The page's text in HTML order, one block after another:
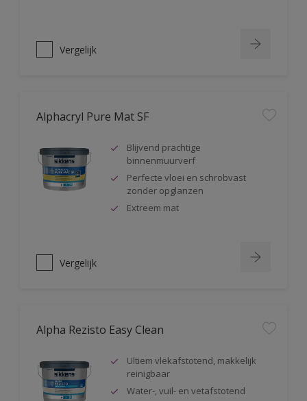
Vergelijk
Alphacryl Pure Mat SF
Blijvend prachtige
binnenmuurverf
Perfecte vloei en schrobvast
zonder opglanzen
Extreem mat
Vergelijk
Alpha Rezisto Easy Clean
Ultiem vlekafstotend, makkelijk
reinigbaar
Water-, vuil- en vetafstotend